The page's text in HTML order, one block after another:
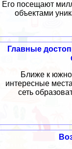
Его посещают
объектами
Главные
Ближе к
интересные
сеть